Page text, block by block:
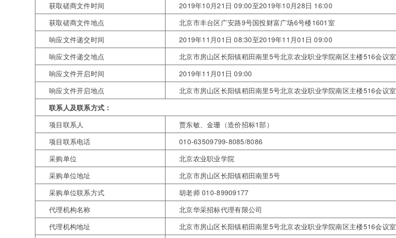
获取磋商文件时间
2019年10月21日 09:00至2019年10月28日 16:00
获取磋商文件地点
北京市丰台区广安路9号国投财富广场6号楼1601室
响应文件递交时间
2019年11月01日 08:30至2019年11月01日 09:00
响应文件递交地点
北京市房山区长阳镇稻田南里5号北京农业职业学院南区主楼516会议室
响应文件开启时间
2019年11月01日 09:00
响应文件开启地点
北京市房山区长阳镇稻田南里5号北京农业职业学院南区主楼516会议室
联系人及联系方式：
项目联系人
贾东敏、金珊（造价招标1部）
项目联系电话
010-63509799-8085/8086
采购单位
北京农业职业学院
采购单位地址
北京市房山区长阳镇稻田南里5号
采购单位联系方式
胡老师 010-89909177
代理机构名称
北京华采招标代理有限公司
代理机构地址
北京市房山区长阳镇稻田南里5号北京农业职业学院南区主楼516会议室